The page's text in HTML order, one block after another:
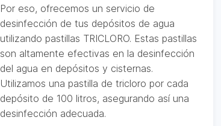
Por eso, ofrecemos un servicio de
desinfección de tus depósitos de agua
utilizando pastillas TRICLORO. Estas pastillas
son altamente efectivas en la desinfección
del agua en depósitos y cisternas.
Utilizamos una pastilla de tricloro por cada
depósito de 100 litros, asegurando así una
desinfección adecuada.